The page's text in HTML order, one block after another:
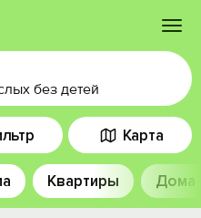
без детей
Карта
Квартиры Дома